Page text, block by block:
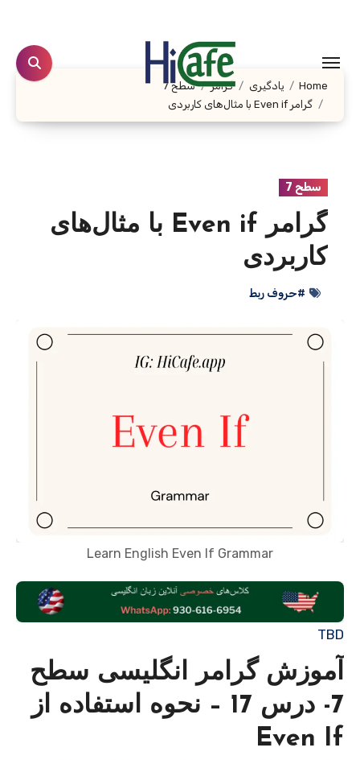
content
Home یادگیری گرامر
سطح 7
گرامر Even if با مثال‌های کاربردی
سطح 7
گرامر Even if با مثال‌های
کاربردی
#حروف ربط
Learn English Even If Grammar
TBD
آموزش گرامر انگلیسی سطح
7- درس 17 – نحوه استفاده از
Even If